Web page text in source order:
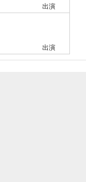
出演
出演